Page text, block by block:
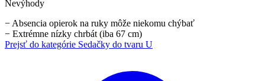
Nevýhody
− Absencia opierok na ruky môže niekomu chýbať
− Extrémne nízky chrbát (iba 67 cm)
Prejsť do kategórie Sedačky do tvaru U